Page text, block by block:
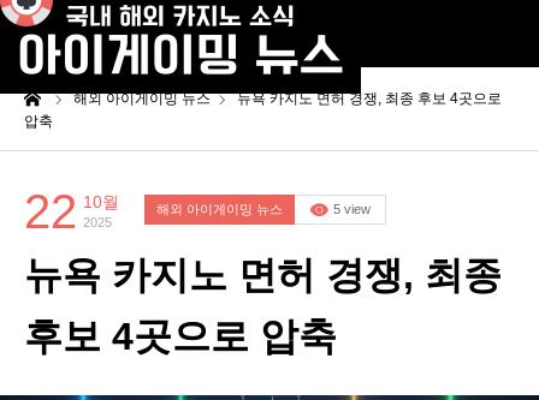
해외 아이게이밍 뉴스
뉴욕 카지노 면허 경쟁, 최종 후보 4곳으로
압축
22 10월
2025
해외 아이게이밍 뉴스 5 view
뉴욕 카지노 면허 경쟁, 최종
후보 4곳으로 압축